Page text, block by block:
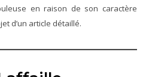
en raison de son caractère
d’un article détaillé.